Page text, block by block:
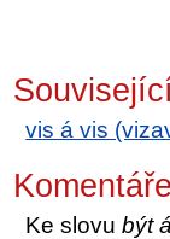
vis á vis
Komentáře
Ke slovubýt